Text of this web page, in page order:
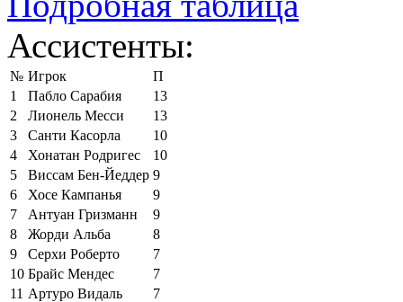
Ассистенты:
№ Игрок
П
1
Пабло Сарабия
13
2
Лионель Месси
13
3
Санти Касорла
10
4
Хонатан Родригес
10
5
Виссам Бен-Йеддер 9
6
Хосе Кампанья
9
7
Антуан Гризманн
9
8
Жорди Альба
8
9
Серхи Роберто
7
10 Брайс Мендес
7
11 Артуро Видаль
7